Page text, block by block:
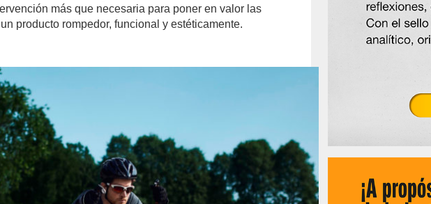
más que necesaria para poner en valor las
producto rompedor, funcional y estéticamente.